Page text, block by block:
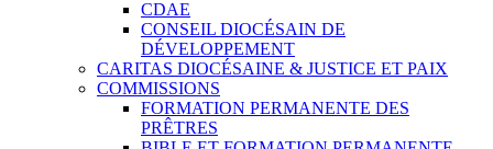
CDAE
CONSEIL DIOCÉSAIN DE
DÉVELOPPEMENT
CARITAS DIOCÉSAINE & JUSTICE ET PAIX
COMMISSIONS
FORMATION PERMANENTE DES
PRÊTRES